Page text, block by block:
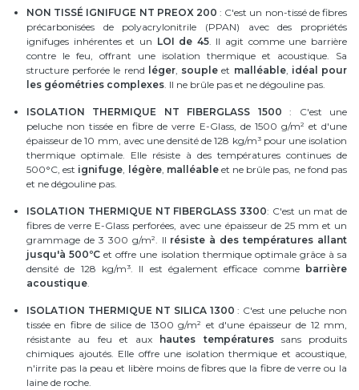
NON TISSÉ IGNIFUGE NT PREOX 200 : C'est un non-tissé de fibres
précarbonisées de polyacrylonitrile (PPAN) avec des propriétés
ignifuges inhérentes et un LOI de 45. Il agit comme une barrière
contre le feu, offrant une isolation thermique et acoustique. Sa
structure perforée le rend
léger, souple et malléable, idéal pour
les géométries complexes. Il ne brûle pas et ne dégouline pas.
ISOLATION THERMIQUE NT FIBERGLASS 1500 : C'est une
peluche non tissée en fibre de verre E-Glass, de 1500 g/m² et d'une
épaisseur de 10 mm, avec une densité de 128 kg/m³ pour une isolation
thermique optimale. Elle résiste à des températures continues de
500°C, est ignifuge, légère, malléableet ne brûle pas, ne fond pas
et ne dégouline pas.
ISOLATION THERMIQUE NT FIBERGLASS 3300: C'est un mat de
fibres de verre E-Glass perforées, avec une épaisseur de 25 mm et un
grammage de 3 300 g/m². Il résiste à des températures allant
jusqu'à 500ºC et offre une isolation thermique optimale grâce à sa
densité de 128 kg/m³. Il est également efficace comme barrière
acoustique.
ISOLATION THERMIQUE NT SILICA 1300 : C'est une peluche non
tissée en fibre de silice de 1300 g/m² et d'une épaisseur de 12 mm,
résistante au feu et aux
hautes températuressans produits
chimiques ajoutés. Elle offre une isolation thermique et acoustique,
n'irrite pas la peau et libère moins de fibres que la fibre de verre ou la
laine de roche.